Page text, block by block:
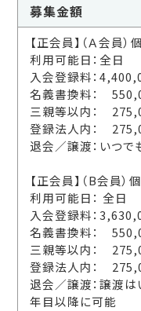
募集金額
【正会員】（Ａ会員
利用可能日：全日
入会登録料：
名義書換料：
三親等以内：
登録法人内：
退会／譲渡：いつで
【正会員】（B会員）
利用可能日： 全日
入会登録料：
名義書換料：
三親等以内：
登録法人内：
退会／譲渡：譲渡
年目以降に可能